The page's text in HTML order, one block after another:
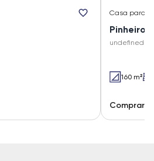
Casa para
Pinheiros
undefined
160 m²
Comprar: